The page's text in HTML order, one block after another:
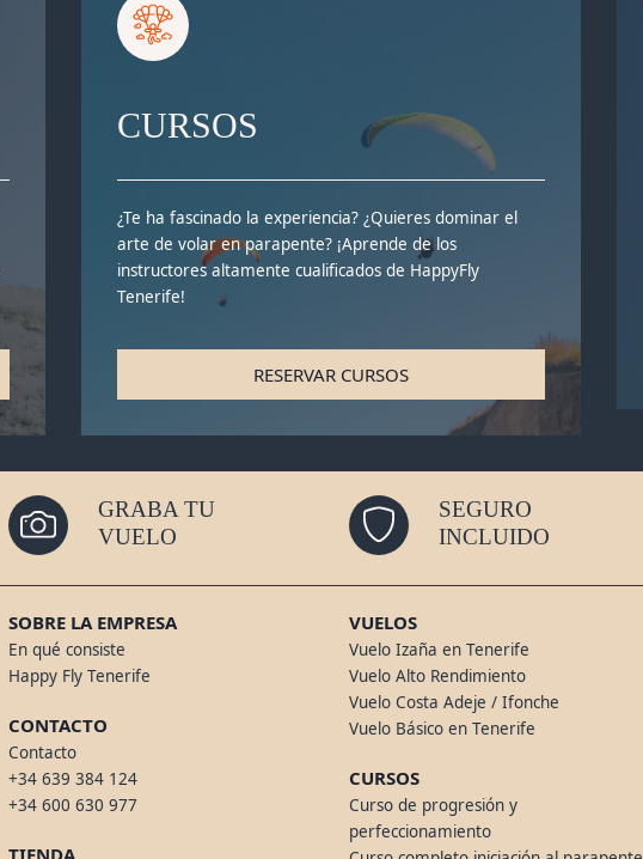
CURSOS
¿Te ha fascinado la experiencia? ¿Quieres dominar el
arte de volar en parapente? ¡Aprende de los
instructores altamente cualificados de HappyFly
Tenerife!
RESERVAR CURSOS
GRABA TU
VUELO
SEGURO
INCLUIDO
SOBRE LA EMPRESA
En qué consiste
Happy Fly Tenerife
CONTACTO
Contacto
+34 639 384 124
+34 600 630 977
TIENDA
VUELOS
Vuelo Izaña en Tenerife
Vuelo Alto Rendimiento
Vuelo Costa Adeje / Ifonche
Vuelo Básico en Tenerife
CURSOS
Curso de progresión y
perfeccionamiento